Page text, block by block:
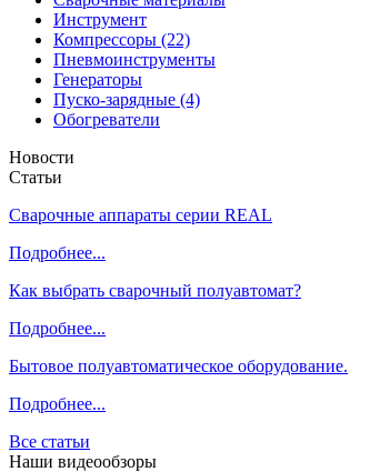
Инструмент
Компрессоры (22)
Пневмоинструменты
Генераторы
Пуско-зарядные (4)
Обогреватели
Новости
Статьи
Сварочные аппараты серии REAL
Подробнее...
Как выбрать сварочный полуавтомат?
Подробнее...
Бытовое полуавтоматическое оборудование.
Подробнее...
Все статьи
Наши видеообзоры